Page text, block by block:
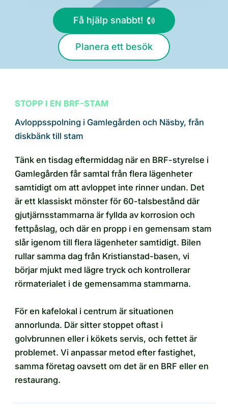
Få hjälp snabbt!
Planera ett besök
STOPP I EN BRF-STAM
Avloppsspolning i Gamlegården och Näsby, från
diskbänk till stam
Tänk en tisdag eftermiddag när en BRF-styrelse i
Gamlegården får samtal från flera lägenheter
samtidigt om att avloppet inte rinner undan. Det
är ett klassiskt mönster för 60-talsbestånd där
gjutjärnsstammarna är fyllda av korrosion och
fettpåslag, och där en propp i en gemensam stam
slår igenom till flera lägenheter samtidigt. Bilen
rullar samma dag från Kristianstad-basen, vi
börjar mjukt med lägre tryck och kontrollerar
rörmaterialet i de gemensamma stammarna.
För en kafelokal i centrum är situationen
annorlunda. Där sitter stoppet oftast i
golvbrunnen eller i kökets servis, och fettet är
problemet. Vi anpassar metod efter fastighet,
samma företag oavsett om det är en BRF eller en
restaurang.